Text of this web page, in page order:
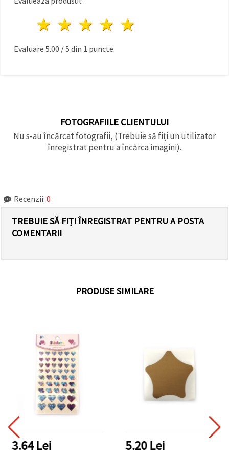
4 stele
3 stele
2 stele
1 stea
Evaluare 5.00 /5 din 1 puncte.
FOTOGRAFIILE CLIENTULUI
Nu s-au încărcat fotografii, (Trebuie să fiți un utilizator
înregistrat pentru a încărca imagini).
Recenzii: 0
TREBUIE SĂ FIȚI ÎNREGISTRAT PENTRU A POSTA
COMENTARII
PRODUSE SIMILARE
3.64 Lei 5.20 Lei